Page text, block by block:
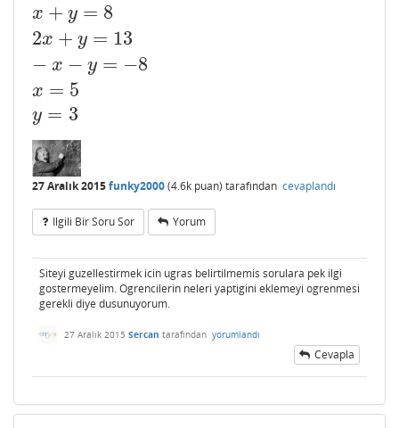
x + y = 8
2x + y = 13
− x − y = −8
x = 5
y = 3
27 Aralık 2015funky2000(4.6k puan) tarafından cevaplandı
Ilgili Bir Soru Sor Yorum
Siteyi guzellestirmek icin ugras belirtilmemis sorulara pek ilgi
gostermeyelim. Ogrencilerin neleri yaptigini eklemeyi ogrenmesi
gerekli diye dusunuyorum.
27 Aralık 2015 Sercan tarafından yorumlandı
Cevapla